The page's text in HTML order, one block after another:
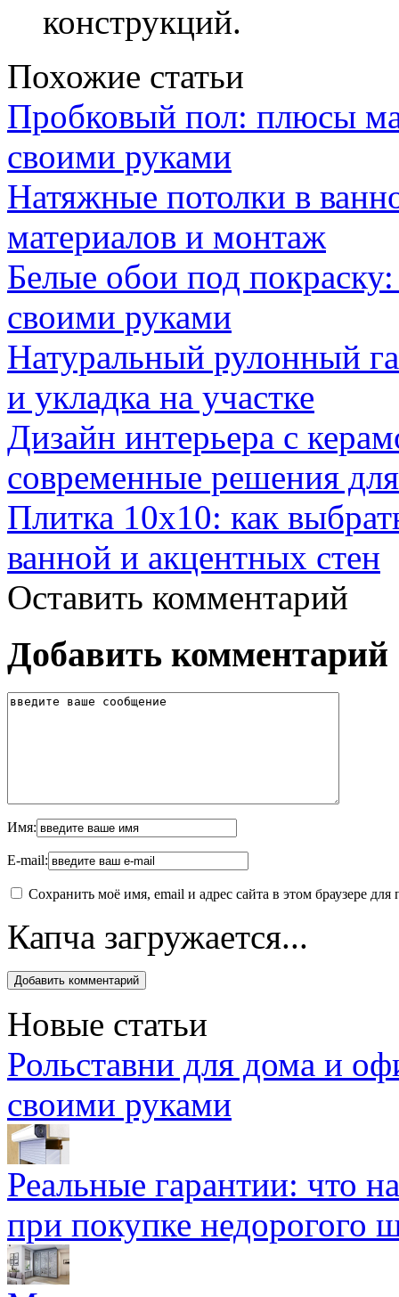
конструкций.
Похожие статьи
Пробковый пол: плюсы
своими руками
Натяжные потолки в
материалов и монтаж
Белые обои под
своими руками
Натуральный рулонный
и укладка на участке
Дизайн интерьера с
современные решения
Плитка 10х10: как
ванной и акцентных стен
Оставить комментарий
Добавить комментарий
Имя:
E-mail:
Сохранить моё имя, email и адрес сайта в этом браузере
Капча загружается...
Новые статьи
Рольставни для дома и
своими руками
Реальные гарантии: что
при покупке недорогого